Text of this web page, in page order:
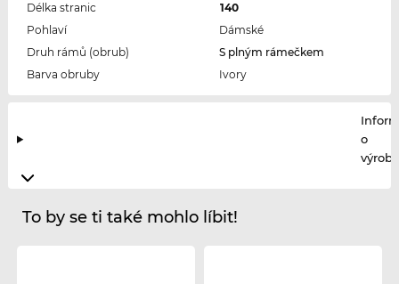
Délka stranic
140
Pohlaví
Dámské
Druh rámů (obrub)
S plným rámečkem
Barva obruby
Ivory
o
To by se ti také mohlo líbit!